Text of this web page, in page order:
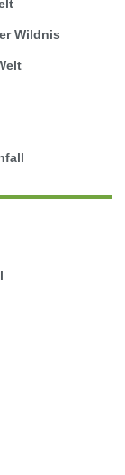
Wildnis